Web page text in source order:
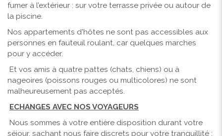
fumer à l’extérieur : sur votre terrasse privée ou autour de
la piscine.
Nos appartements d'hôtes ne sont pas accessibles aux
personnes en fauteuil roulant, car quelques marches
pour y accéder.
Et vos amis à quatre pattes (chats, chiens) ou à
nageoires (poissons rouges ou multicolores) ne sont
malheureusement pas acceptés.
ECHANGES AVEC NOS VOYAGEURS
Nous sommes à votre entière disposition durant votre
séjour, sachant nous faire discrets pour votre tranquillité ;